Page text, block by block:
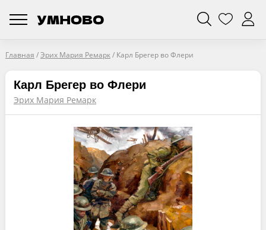
Главная /Эрих Мария Ремарк/ Карл Брегер во Флери
Карл Брегер во Флери
Эрих Мария Ремарк